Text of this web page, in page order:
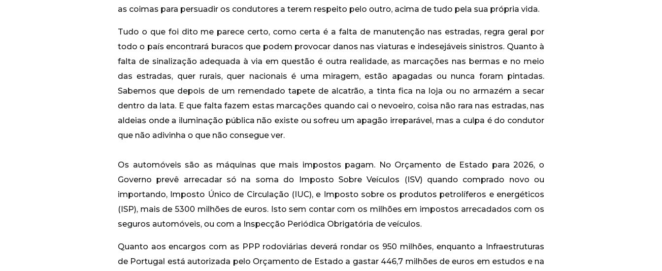
as coimas para persuadir os condutores a terem respeito pelo outro, acima de tudo pela sua própria vida.
Tudo o que foi dito me parece certo, como certa é a falta de manutenção nas estradas, regra geral por
todo o país encontrará buracos que podem provocar danos nas viaturas e indesejáveis sinistros. Quanto à
falta de sinalização adequada à via em questão é outra realidade, as marcações nas bermas e no meio
das estradas, quer rurais, quer nacionais é uma miragem, estão apagadas ou nunca foram pintadas.
Sabemos que depois de um remendado tapete de alcatrão, a tinta fica na loja ou no armazém a secar
dentro da lata. E que falta fazem estas marcações quando cai o nevoeiro, coisa não rara nas estradas, nas
aldeias onde a iluminação pública não existe ou sofreu um apagão irreparável, mas a culpa é do condutor
que não adivinha o que não consegue ver.
Os automóveis são as máquinas que mais impostos pagam. No Orçamento de Estado para 2026, o
Governo prevê arrecadar só na soma do Imposto Sobre Veículos (ISV) quando comprado novo ou
importando, Imposto Único de Circulação (IUC), e Imposto sobre os produtos petrolíferos e energéticos
(ISP), mais de 5300 milhões de euros. Isto sem contar com os milhões em impostos arrecadados com os
seguros automóveis, ou com a Inspecção Periódica Obrigatória de veículos.
Quanto aos encargos com as PPP rodoviárias deverá rondar os 950 milhões, enquanto a Infraestruturas
de Portugal está autorizada pelo Orçamento de Estado a gastar 446,7 milhões de euros em estudos e na